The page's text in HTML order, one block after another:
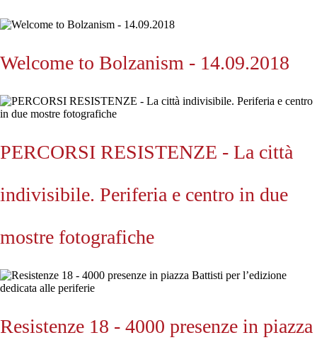
Welcome to Bolzanism - 14.09.2018
PERCORSI RESISTENZE - La città
indivisibile. Periferia e centro in due
mostre fotografiche
Resistenze 18 - 4000 presenze in piazza